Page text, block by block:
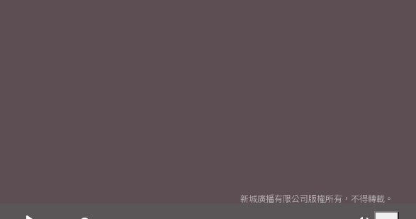
新城廣播有限公司版權所有，不得轉載。
2026© Metro Broadcast Corporation Limited. All rights reserved.